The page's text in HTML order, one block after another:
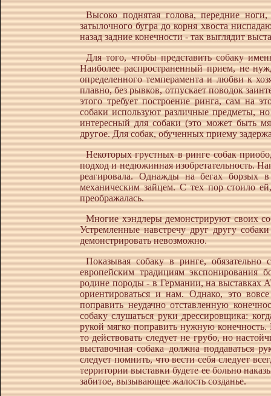
Высоко поднятая голова, передние
затылочного бугра до корня хвоста
назад задние конечности - так выглядит
Для того, чтобы представить собаку
Наиболее распространенный прием, не
определенного темперамента и любви к
плавно, без рывков, отпускает поводок
этого требует построение ринга, сам на
собаки используют различные предметы,
интересный для собаки (это может быть
другое. Для собак, обученных приему
Некоторых грустных в ринге собак
подход и недюжинная изобретательность.
реагировала. Однажды на бегах борзых
механическим зайцем. С тех пор стоило
преображалась.
Многие хэндлеры демонстрируют своих
Устремленные навстречу друг другу
демонстрировать невозможно.
Показывая собаку в ринге, обязательно
европейским традициям экспонирования
родине породы - в Германии, на выставках
ориентироваться и нам. Однако, это
поправить неудачно отставленную
собаку слушаться руки дрессировщика:
рукой мягко поправить нужную конечность.
то действовать следует не грубо, но
выставочная собака должна поддаваться
следует помнить, что вести себя следует
территории выставки будете ее больно
забитое, вызывающее жалость созданье.